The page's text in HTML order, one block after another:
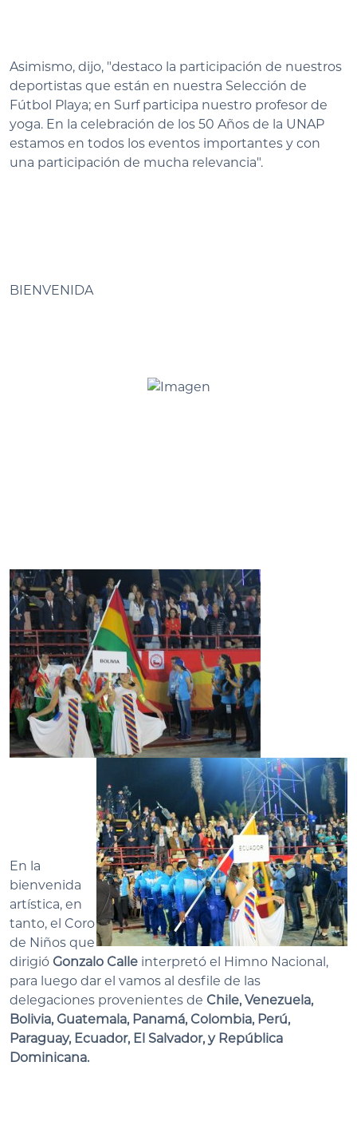
Asimismo, dijo, "destaco la participación de nuestros
deportistas que están en nuestra Selección de
Fútbol Playa; en Surf participa nuestro profesor de
yoga. En la celebración de los 50 Años de la UNAP
estamos en todos los eventos importantes y con
una participación de mucha relevancia".
BIENVENIDA
En la
bienvenida
artística, en
tanto, el Coro
de Niños que
dirigió Gonzalo Calle interpretó el Himno Nacional,
para luego dar el vamos al desfile de las
delegaciones provenientes de Chile, Venezuela,
Bolivia, Guatemala, Panamá, Colombia, Perú,
Paraguay, Ecuador, El Salvador, y República
Dominicana.